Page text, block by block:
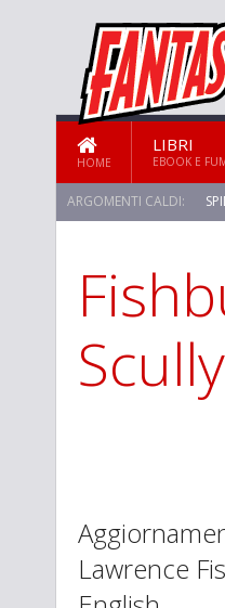
HOME
LIBRI
EBOOK E
ARGOMENTI CALDI:
Lawrence